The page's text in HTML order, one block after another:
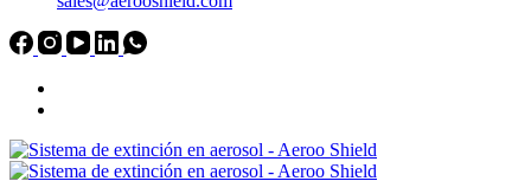
cantidad